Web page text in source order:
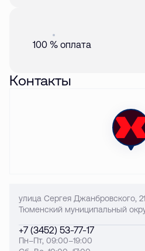
100 % оплата
Контакты
улица Сергея Джанбровского,
Тюменский муниципальный
+7 (3452) 53-77-17
Пн–Пт, 09:00–19:00